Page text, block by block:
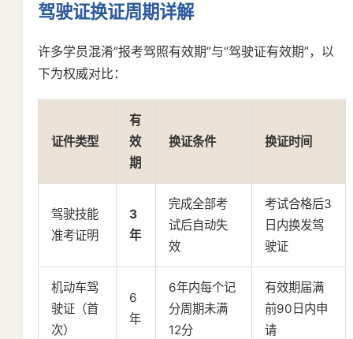
驾驶证换证周期详解
许多学员混淆“报考驾照有效期”与“驾驶证有效期”，以
下为权威对比：
证件类型
有
效
期
换证条件 换证时间
驾驶技能
准考证明
3
年
完成全部考
试后自动失
效
考试合格后3
日内换发驾
驶证
机动车驾
驶证（首
次）
6
年
6年内每个记
分周期未满
12分
有效期届满
前90日内申
请